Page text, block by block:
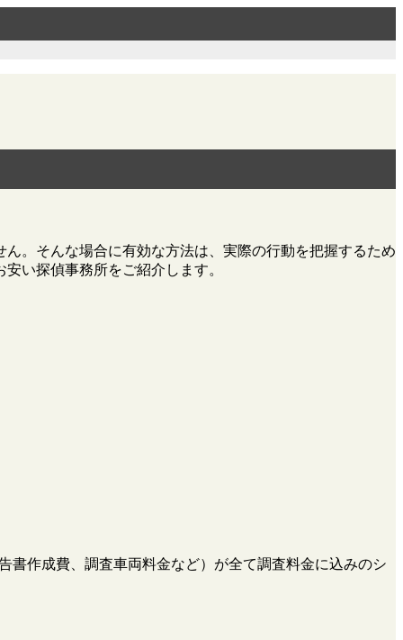
。そんな場合に有効な方法は、実際の行動を把握するため
い探偵事務所をご紹介します。
書作成費、調査車両料金など）が全て調査料金に込みのシ